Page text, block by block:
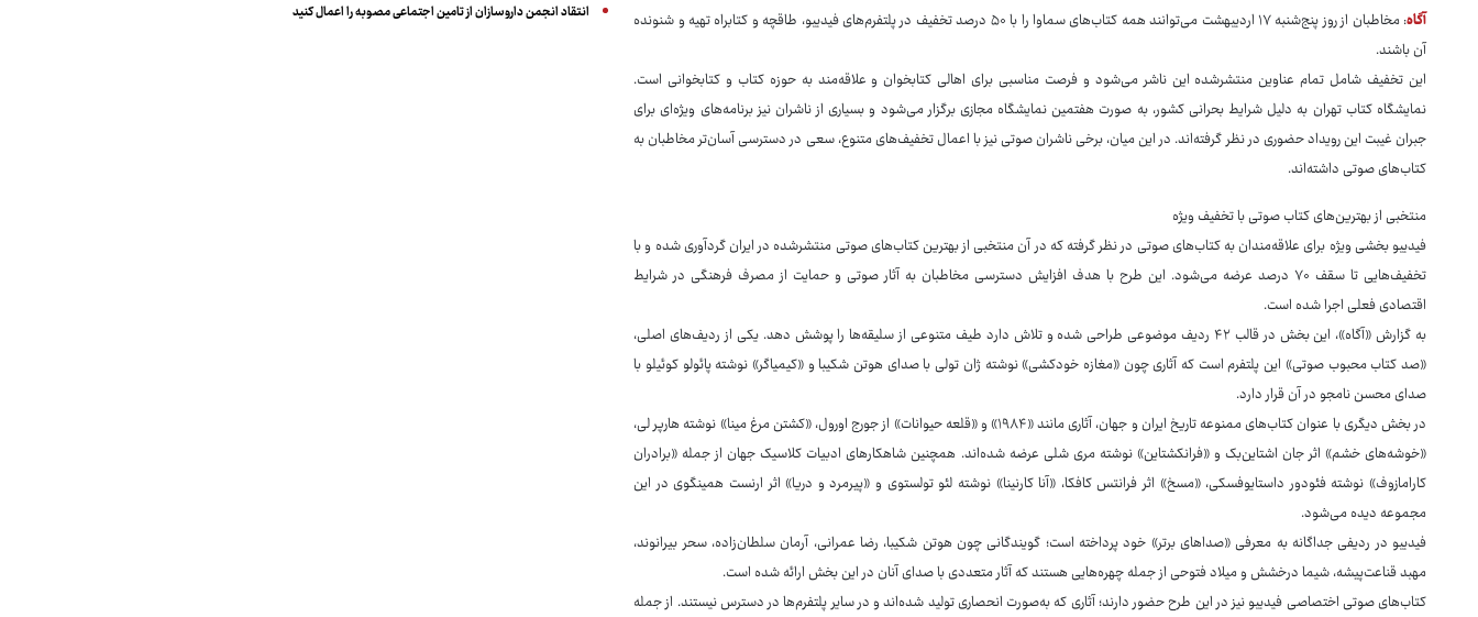
آگاه
: مخاطبان از روز پنج‌شنبه ۱۷ اردیبهشت می‌توانند همه کتاب‌های سماوا را با ۵۰ درصد تخفیف در پلتفرم‌های فیدیبو، طاقچه و کتابراه تهیه و شنونده
آن باشند.
این تخفیف شامل تمام عناوین منتشرشده این ناشر می‌شود و فرصت مناسبی برای اهالی کتابخوان و علاقه‌مند به حوزه کتاب و کتابخوانی است.
نمایشگاه کتاب تهران به دلیل شرایط بحرانی کشور، به صورت هفتمین نمایشگاه مجازی برگزار می‌شود و بسیاری از ناشران نیز برنامه‌های ویژه‌ای برای
جبران غیبت این رویداد حضوری در نظر گرفته‌اند. در این میان، برخی ناشران صوتی نیز با اعمال تخفیف‌های متنوع، سعی در دسترسی آسان‌تر مخاطبان به
کتاب‌های صوتی داشته‌اند.
منتخبی از بهترین‌های کتاب صوتی با تخفیف ویژه
فیدیبو بخشی ویژه برای علاقه‌مندان به کتاب‌های صوتی در نظر گرفته که در آن منتخبی از بهترین کتاب‌های صوتی منتشرشده در ایران گردآوری شده و با
تخفیف‌هایی تا سقف ۷۰ درصد عرضه می‌شود. این طرح با هدف افزایش دسترسی مخاطبان به آثار صوتی و حمایت از مصرف فرهنگی در شرایط
اقتصادی فعلی اجرا شده است.
به گزارش «آگاه»، این بخش در قالب ۴۲ ردیف موضوعی طراحی شده و تلاش دارد طیف متنوعی از سلیقه‌ها را پوشش دهد. یکی از ردیف‌های اصلی،
«صد کتاب محبوب صوتی» این پلتفرم است که آثاری چون «مغازه خودکشی» نوشته ژان تولی با صدای هوتن شکیبا و «کیمیاگر» نوشته پائولو کوئیلو با
صدای محسن نامجو در آن قرار دارد.
در بخش دیگری با عنوان کتاب‌های ممنوعه تاریخ ایران و جهان، آثاری مانند «۱۹۸۴» و «قلعه حیوانات» از جورج اورول، «کشتن مرغ مینا» نوشته هارپر لی،
«خوشه‌های خشم» اثر جان اشتاین‌بک و «فرانکشتاین» نوشته مری شلی عرضه شده‌اند. همچنین شاهکارهای ادبیات کلاسیک جهان از جمله «برادران
کارامازوف» نوشته فئودور داستایوفسکی، «مسخ» اثر فرانتس کافکا، «آنا کارنینا» نوشته لئو تولستوی و «پیرمرد و دریا» اثر ارنست همینگوی در این
مجموعه دیده می‌شود.
فیدیبو در ردیفی جداگانه به معرفی «صداهای برتر» خود پرداخته است؛ گویندگانی چون هوتن شکیبا، رضا عمرانی، آرمان سلطان‌زاده، سحر بیرانوند،
مهبد قناعت‌پیشه، شیما درخشش و میلاد فتوحی از جمله چهره‌هایی هستند که آثار متعددی با صدای آنان در این بخش ارائه شده است.
کتاب‌های صوتی اختصاصی فیدیبو نیز در این طرح حضور دارند؛ آثاری که به‌صورت انحصاری تولید شده‌اند و در سایر پلتفرم‌ها در دسترس نیستند. از جمله
انتقاد انجمن داروسازان از تامین اجتماعی مصوبه را اعمال کنید